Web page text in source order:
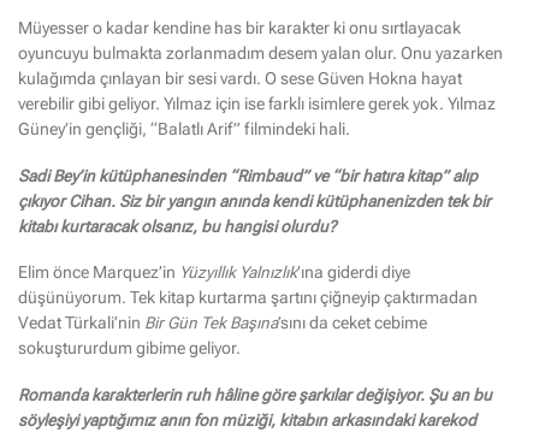
Müyesser o kadar kendine has bir karakter ki onu sırtlayacak
oyuncuyu bulmakta zorlanmadım desem yalan olur. Onu yazarken
kulağımda çınlayan bir sesi vardı. O sese Güven Hokna hayat
verebilir gibi geliyor. Yılmaz için ise farklı isimlere gerek yok. Yılmaz
Güney’in gençliği, “Balatlı Arif” filmindeki hali.
Sadi Bey’in kütüphanesinden “Rimbaud” ve “bir hatıra kitap” alıp
çıkıyor Cihan. Siz bir yangın anında kendi kütüphanenizden tek bir
kitabı kurtaracak olsanız, bu hangisi olurdu?
Elim önce Marquez’in Yüzyıllık Yalnızlık’ına giderdi diye
düşünüyorum. Tek kitap kurtarma şartını çiğneyip çaktırmadan
Vedat Türkali’nin Bir Gün Tek Başına’sını da ceket cebime
sokuştururdum gibime geliyor.
Romanda karakterlerin ruh hâline göre şarkılar değişiyor. Şu an bu
söyleşiyi yaptığımız anın fon müziği, kitabın arkasındaki karekod